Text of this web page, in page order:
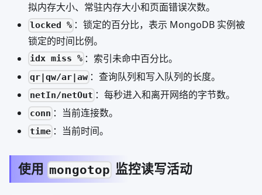
拟内存大小、常驻内存大小和页面错误次数。
locked % ：锁定的百分比，表示 MongoDB 实例被
锁定的时间比例。
idx miss % ：索引未命中百分比。
qr|qw/ar|aw ：查询队列和写入队列的长度。
netIn/netOut ：每秒进入和离开网络的字节数。
conn ：当前连接数。
time ：当前时间。
使用 mongotop 监控读写活动